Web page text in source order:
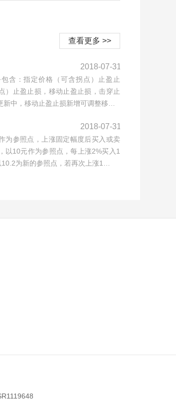
查看更多 >>
2018-07-31
含：指定价格（可含拐点）止盈止
）止盈止损，移动止盈止损，击穿止
新中，移动止盈止损新增可调整移…
2018-07-31
为参照点，上涨固定幅度后买入或卖
以10元作为参照点，每上涨2%买入1
为新的参照点，若再次上涨1…